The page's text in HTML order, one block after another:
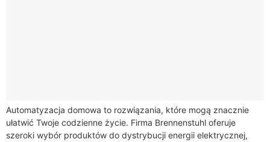
Automatyzacja domowa to rozwiązania, które mogą znacznie
ułatwić Twoje codzienne życie. Firma Brennenstuhl oferuje
szeroki wybór produktów do dystrybucji energii elektrycznej,